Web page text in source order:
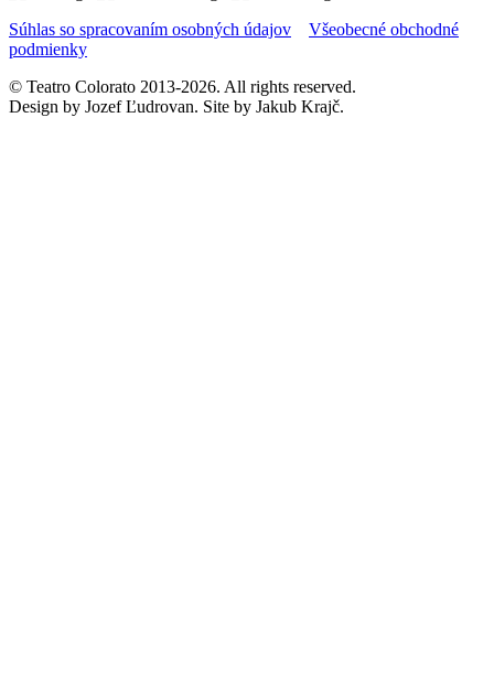
Súhlas so spracovaním osobných údajov
Všeobecné obchodné
podmienky
© Teatro Colorato 2013-2026. All rights reserved.
Design by Jozef Ľudrovan. Site by Jakub Krajč.